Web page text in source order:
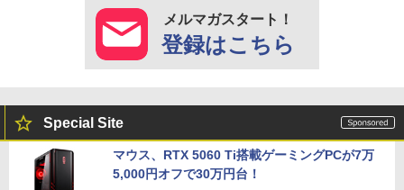
メルマガスタート！
登録はこちら
Special Site
マウス、RTX 5060 Ti搭載ゲーミングPCが7万
5,000円オフで30万円台！